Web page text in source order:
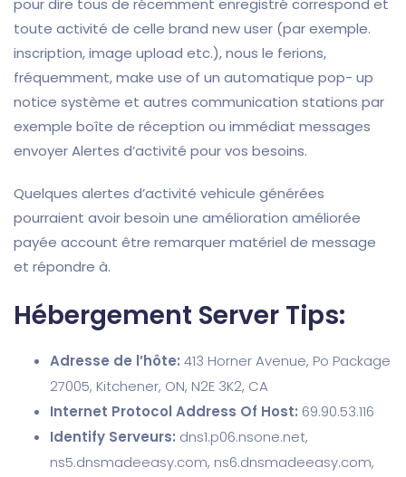
pour dire tous de récemment enregistré correspond et
toute activité de celle brand new user (par exemple.
inscription, image upload etc.), nous le ferions,
fréquemment, make use of un automatique pop- up
notice système et autres communication stations par
exemple boîte de réception ou immédiat messages
envoyer Alertes d’activité pour vos besoins.
Quelques alertes d’activité vehicule générées
pourraient avoir besoin une amélioration améliorée
payée account être remarquer matériel de message
et répondre à.
Hébergement Server Tips:
Adresse de l’hôte: 413 Horner Avenue, Po Package
27005, Kitchener, ON, N2E 3K2, CA
Internet Protocol Address Of Host: 69.90.53.116
Identify Serveurs: dns1.p06.nsone.net,
ns5.dnsmadeeasy.com, ns6.dnsmadeeasy.com,